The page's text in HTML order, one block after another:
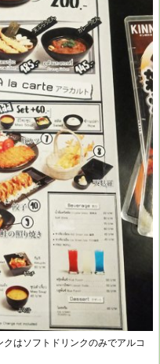
はソフトドリンクのみでアルコ